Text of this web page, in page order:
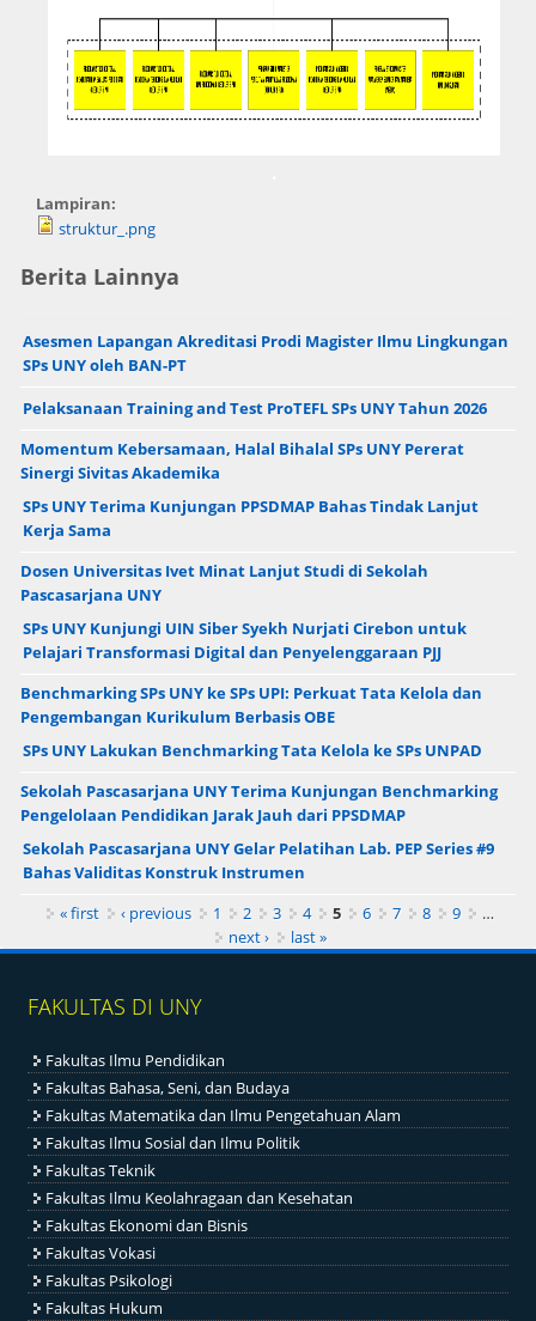
Lampiran:
struktur_.png
Berita Lainnya
Asesmen Lapangan Akreditasi Prodi Magister Ilmu Lingkungan
SPs UNY oleh BAN-PT
Pelaksanaan Training and Test ProTEFL SPs UNY Tahun 2026
Momentum Kebersamaan, Halal Bihalal SPs UNY Pererat
Sinergi Sivitas Akademika
SPs UNY Terima Kunjungan PPSDMAP Bahas Tindak Lanjut
Kerja Sama
Dosen Universitas Ivet Minat Lanjut Studi di Sekolah
Pascasarjana UNY
SPs UNY Kunjungi UIN Siber Syekh Nurjati Cirebon untuk
Pelajari Transformasi Digital dan Penyelenggaraan PJJ
Benchmarking SPs UNY ke SPs UPI: Perkuat Tata Kelola dan
Pengembangan Kurikulum Berbasis OBE
SPs UNY Lakukan Benchmarking Tata Kelola ke SPs UNPAD
Sekolah Pascasarjana UNY Terima Kunjungan Benchmarking
Pengelolaan Pendidikan Jarak Jauh dari PPSDMAP
Sekolah Pascasarjana UNY Gelar Pelatihan Lab. PEP Series #9
Bahas Validitas Konstruk Instrumen
Pages« first ‹ previous 1 2 3 4 5 6 7 8 9
…
next ›
last »
FAKULTAS DI UNY
Fakultas Ilmu Pendidikan
Fakultas Bahasa, Seni, dan Budaya
Fakultas Matematika dan Ilmu Pengetahuan Alam
Fakultas Ilmu Sosial dan Ilmu Politik
Fakultas Teknik
Fakultas Ilmu Keolahragaan dan Kesehatan
Fakultas Ekonomi dan Bisnis
Fakultas Vokasi
Fakultas Psikologi
Fakultas Hukum